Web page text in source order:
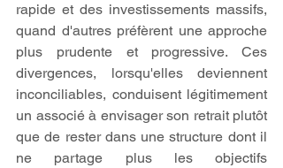
rapide et des investissements massifs,
quand d'autres préfèrent une approche
plus prudente et progressive. Ces
divergences, lorsqu'elles deviennent
inconciliables, conduisent légitimement
un associé à envisager son retrait plutôt
que de rester dans une structure dont il
ne partage plus les objectifs